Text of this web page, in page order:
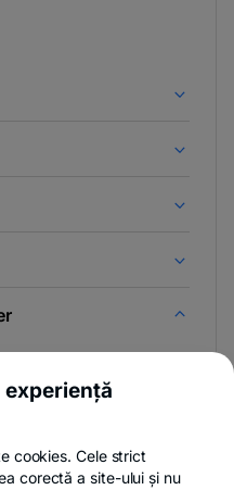
cookies. Cele strict
corectă a site-ului și nu